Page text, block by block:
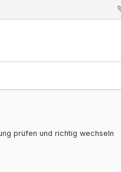
prüfen und richtig wechseln